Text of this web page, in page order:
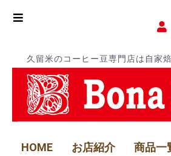
久留米のコーヒー豆専門店は自家
HOME お店紹介 商品一